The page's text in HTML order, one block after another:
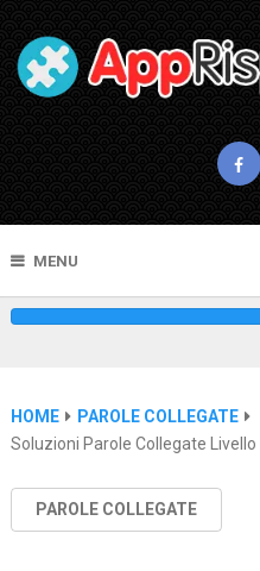
MENU
HOME
PAROLE COLLEGATE
Soluzioni Parole Collegate
PAROLE COLLEGATE